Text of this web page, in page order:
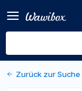
Lederkern 100
Von Polirapid
Zurück zur Suche